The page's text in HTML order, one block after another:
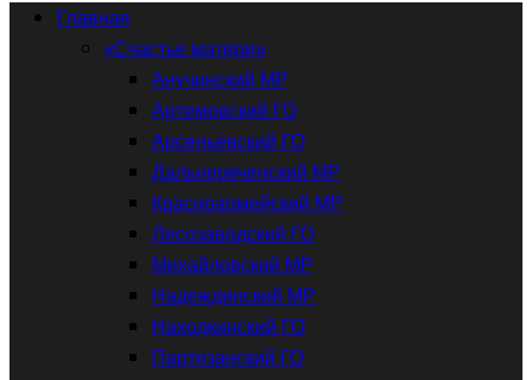
Главная
«Счастье матери»
Анучинский МР
Артемовский ГО
Арсеньевский ГО
Дальнереченский МР
Красноармейский МР
Лесозаводский ГО
Михайловский МР
Надеждинский МР
Находкинский ГО
Партизанский ГО